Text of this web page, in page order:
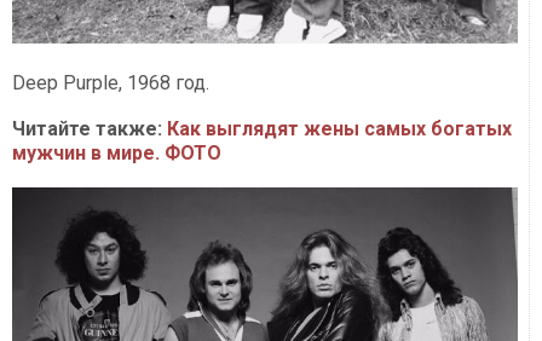
Deep Purple, 1968 год.
Читайте также: Как выглядят жены самых богатых
мужчин в мире. ФОТО